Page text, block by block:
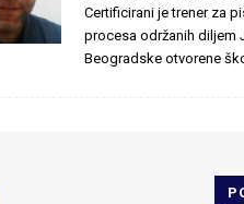
Certificirani je trener za
procesa održanih diljem
Beogradske otvorene